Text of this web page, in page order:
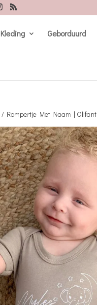
Kleding Geborduurd
/ Rompertje Met Naam | Olifant